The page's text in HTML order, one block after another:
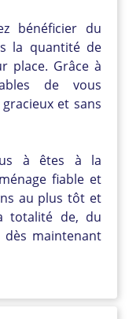
bénéficier du
la quantité de
place. Grâce à
de vous
et sans
à êtes à la
fiable et
au plus tôt et
totalité de, du
dès maintenant